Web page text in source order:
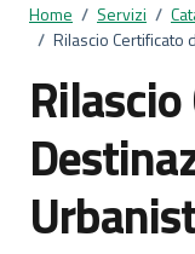
Home / Servizi /
/ Rilascio Certificato